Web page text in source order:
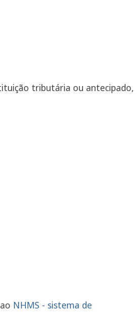
tributária ou antecipado,
NHMS - sistema de